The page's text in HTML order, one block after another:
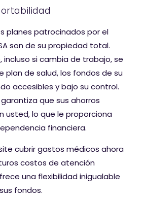
planes patrocinados por el
son de su propiedad total.
incluso si cambia de trabajo, se
plan de salud, los fondos de su
accesibles y bajo su control.
que sus ahorros
usted, lo que le proporciona
financiera.
cubrir gastos médicos ahora
costos de atención
una flexibilidad inigualable
fondos.